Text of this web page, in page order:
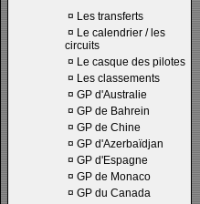
¤ Les transferts
¤ Le calendrier / les
circuits
¤ Le casque des pilotes
¤ Les classements
¤ GP d'Australie
¤ GP de Bahrein
¤ GP de Chine
¤ GP d'Azerbaïdjan
¤ GP d'Espagne
¤ GP de Monaco
¤ GP du Canada